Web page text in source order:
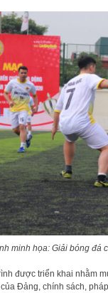
minh họa: Giải bóng đá
được triển khai nhằm
Đảng, chính sách,